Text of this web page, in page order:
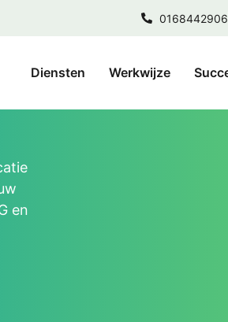
0168442906
Diensten Werkwijze
en